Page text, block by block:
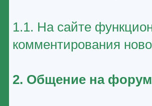
1.1. На сайте
комментирования
2. Общение на